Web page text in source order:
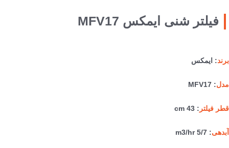
فیلتر شنی ایمکس MFV17
برند: ایمکس
مدل: MFV17
قطر فیلتر : 43 cm
آبدهی: 5/7 m3/hr